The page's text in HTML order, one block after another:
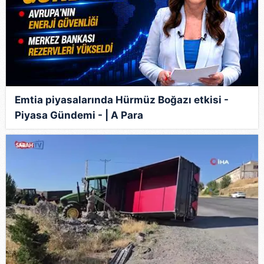
Emtia piyasalarında Hürmüz Boğazı etkisi -
Piyasa Gündemi - | A Para